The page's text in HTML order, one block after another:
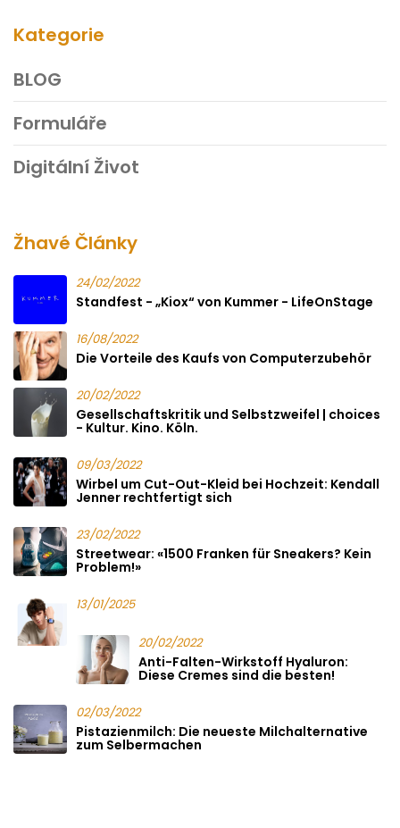
Kategorie
BLOG
Formuláře
Digitální Život
Žhavé Články
24/02/2022
Standfest - „Kiox“ von Kummer - LifeOnStage
16/08/2022
Die Vorteile des Kaufs von Computerzubehör
20/02/2022
Gesellschaftskritik und Selbstzweifel | choices
- Kultur. Kino. Köln.
09/03/2022
Wirbel um Cut-Out-Kleid bei Hochzeit: Kendall
Jenner rechtfertigt sich
23/02/2022
Streetwear: «1500 Franken für Sneakers? Kein
Problem!»
13/01/2025
20/02/2022
Anti-Falten-Wirkstoff Hyaluron:
Diese Cremes sind die besten!
02/03/2022
Pistazienmilch: Die neueste Milchalternative
zum Selbermachen